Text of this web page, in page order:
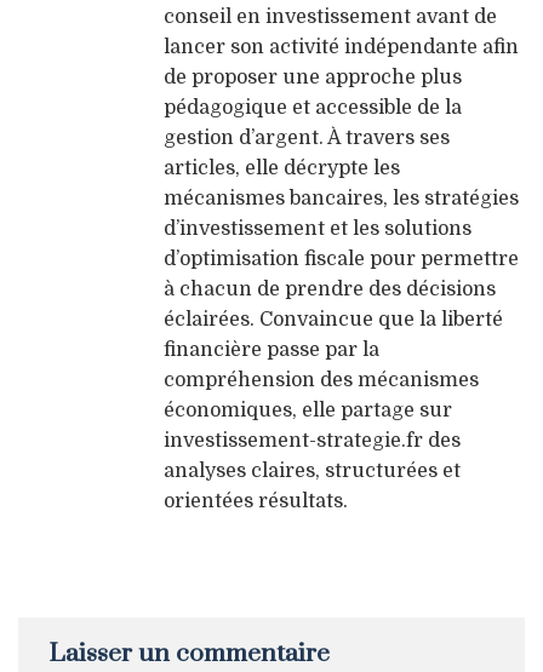
conseil en investissement avant de
lancer son activité indépendante afin
de proposer une approche plus
pédagogique et accessible de la
gestion d’argent. À travers ses
articles, elle décrypte les
mécanismes bancaires, les stratégies
d’investissement et les solutions
d’optimisation fiscale pour permettre
à chacun de prendre des décisions
éclairées. Convaincue que la liberté
financière passe par la
compréhension des mécanismes
économiques, elle partage sur
investissement-strategie.fr des
analyses claires, structurées et
orientées résultats.
Laisser un commentaire